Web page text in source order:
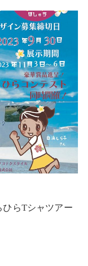
ひらTシャツアー